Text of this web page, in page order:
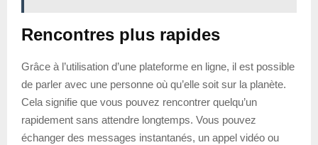
Rencontres plus rapides
Grâce à l’utilisation d’une plateforme en ligne, il est possible
de parler avec une personne où qu’elle soit sur la planète.
Cela signifie que vous pouvez rencontrer quelqu’un
rapidement sans attendre longtemps. Vous pouvez
échanger des messages instantanés, un appel vidéo ou